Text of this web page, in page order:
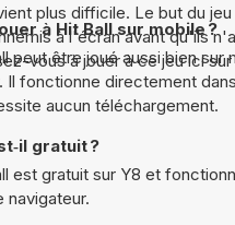
plus difficile. Le but du
à l'écran avant qu'ils
vous à jouer à ce jeu ici
à Hit Ball sur mobile ?
peut être joué aussi bien sur
Il fonctionne directement
aucun téléchargement.
gratuit ?
est gratuit sur Y8 et
navigateur.